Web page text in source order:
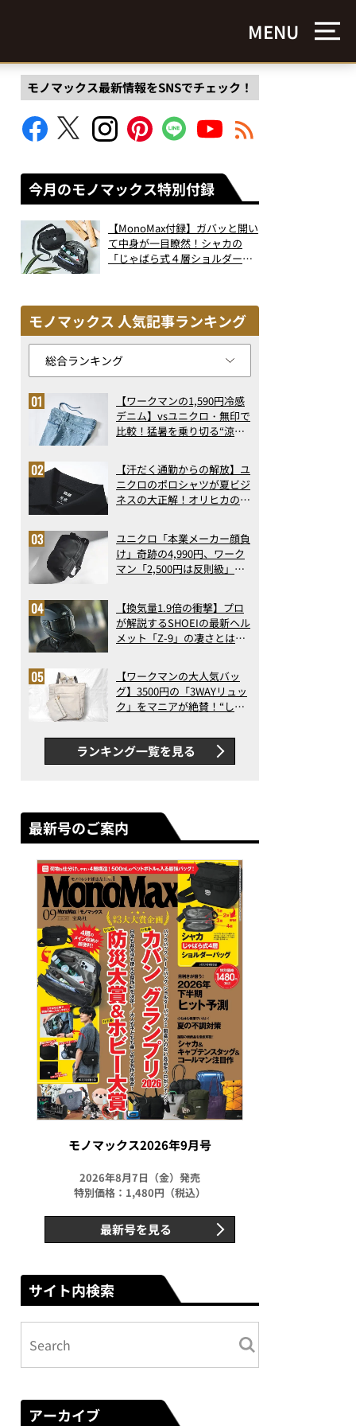
MENU
モノマックス最新情報をSNSでチェック！
今月のモノマックス特別付録
【MonoMax付録】ガバッと開い
て中身が一目瞭然！シャカの
「じゃばら式４層ショルダーバ
モノマックス 人気記事ランキング
【ワークマンの1,590円冷感
デニム】vsユニクロ・無印で
比較！猛暑を乗り切る“涼感
で決定版
【汗だく通勤からの解放】ユ
ニクロのポロシャツが夏ビジ
ネスの大正解！オリヒカの透
アの実力
ユニクロ「本業メーカー顔負
け」奇跡の4,990円、ワーク
マン「2,500円は反則級」凄
ト3】（2026年6月版）
【換気量1.9倍の衝撃】プロ
が解説するSHOEIの最新ヘル
メット「Z-9」の凄さとは？
ス【ワークマンの大人気バッ
グ】3500円の「3WAYリュッ
ク」をマニアが絶賛！“しご
判以上に優秀だった
ランキング一覧を見る
最新号のご案内
モノマックス2026年9月号
2026年8月7日（金）発売
特別価格：1,480円（税込）
最新号を見る
サイト内検索
アーカイブ